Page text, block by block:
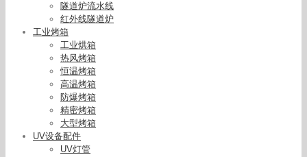
隧道炉流水线
红外线隧道炉
工业烤箱
工业烘箱
热风烤箱
恒温烤箱
高温烤箱
防爆烤箱
精密烤箱
大型烤箱
UV设备配件
UV灯管